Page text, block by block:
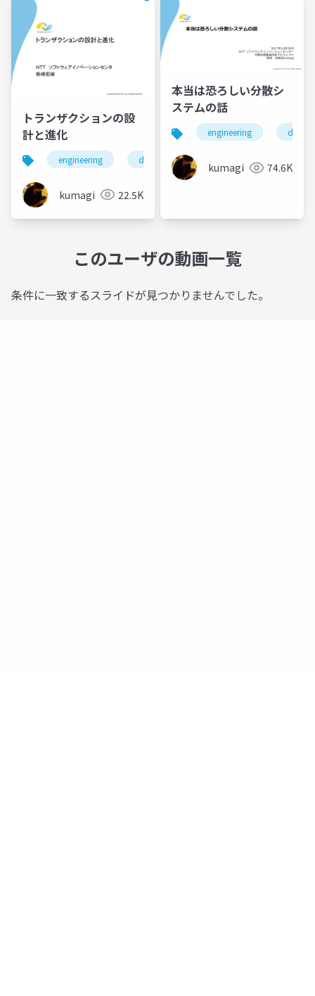
トランザクションの設
計と進化
engineering database programming
kumagi 22.5K
本当は恐ろしい分散シ
ステムの話
engineering
kumagi 74.6K
このユーザの動画一覧
条件に一致するスライドが見つかりませんでした。